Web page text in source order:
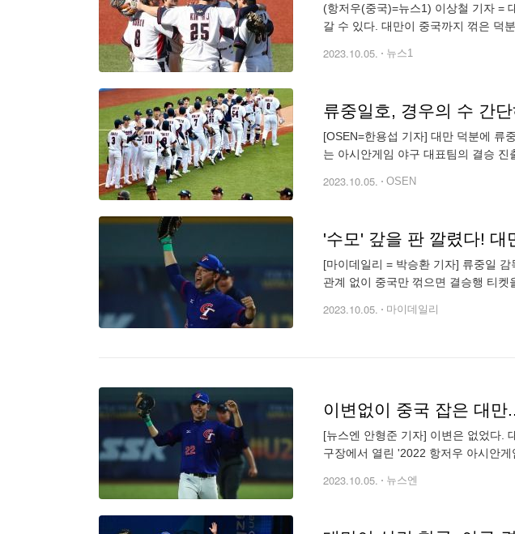
(항저우(중국)=뉴스1) 이상철 기자 =
갈 수 있다. 대만이 중국까지 꺾은 덕
2023.10.05. 뉴스1
[OSEN=한용섭 기자] 대만 덕분에 류
는 아시안게임 야구 대표팀의 결승 진
2023.10.05. OSEN
'수모' 갚을 판 깔렸다!
[마이데일리 = 박승환 기자] 류중일
관계 없이 중국만 꺾으면 결승행 티켓
2023.10.05. 마이데일리
이변없이 중국 잡은 대
[뉴스엔 안형준 기자] 이변은 없었다.
구장에서 열린 '2022 항저우 아시안
2023.10.05. 뉴스엔